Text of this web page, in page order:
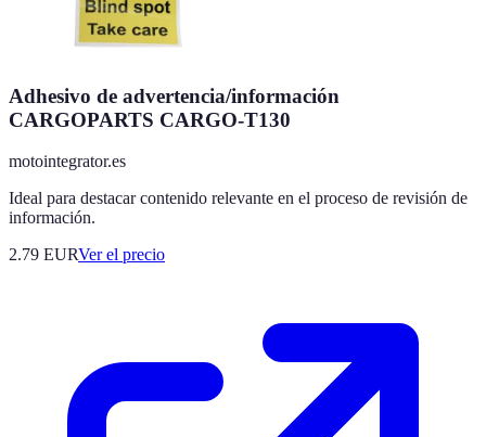
Adhesivo de advertencia/información
CARGOPARTS CARGO-T130
motointegrator.es
Ideal para destacar contenido relevante en el proceso de revisión de
información.
2.79 EURVer el precio